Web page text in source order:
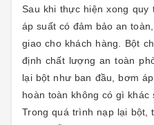
Sau khi thực hiện xong
áp suất có đảm bảo an
giao cho khách hàng. Bột
định chất lượng an toàn
lại bột như ban đầu, bơm
hoàn toàn không có gì khác
Trong quá trình nạp lại bột,